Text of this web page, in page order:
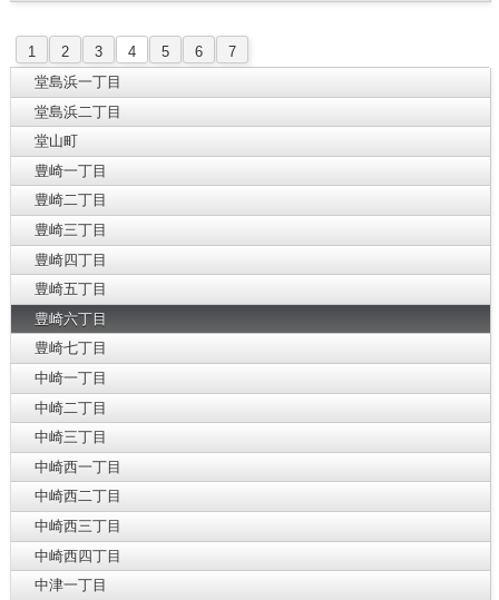
1 2 3 4 5 6
7
堂島浜一丁目
堂島浜二丁目
堂山町
豊崎一丁目
豊崎二丁目
豊崎三丁目
豊崎四丁目
豊崎五丁目
豊崎六丁目
豊崎七丁目
中崎一丁目
中崎二丁目
中崎三丁目
中崎西一丁目
中崎西二丁目
中崎西三丁目
中崎西四丁目
中津一丁目